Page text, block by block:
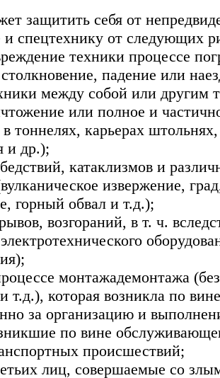
защитить себя от
и спецтехнику от следующих
техники процессе
падение или
между собой или другим
или полное и
тоннелях, карьерах
и др.);
катаклизмов и
извержение,
горный обвал и т.д.);
возгораний, в т. ч.
монтажадемонтажа
т.д.), которая возникла по
за организацию и
по вине
происшествий;
лиц, совершаемые со